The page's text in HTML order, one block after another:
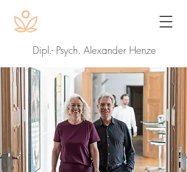
Dipl.- Psych. Alexander Henze